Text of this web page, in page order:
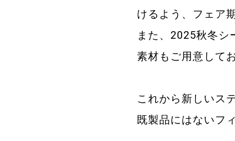
けるよう、フェア
また、2025秋冬シ
素材もご用意して
これから新しいス
既製品にはないフ